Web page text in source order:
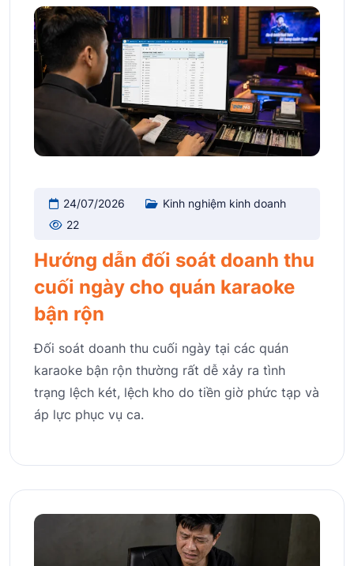
24/07/2026
Kinh nghiệm kinh doanh
22
Hướng dẫn đối soát doanh thu
cuối ngày cho quán karaoke
bận rộn
Đối soát doanh thu cuối ngày tại các quán
karaoke bận rộn thường rất dễ xảy ra tình
trạng lệch két, lệch kho do tiền giờ phức tạp và
áp lực phục vụ ca.